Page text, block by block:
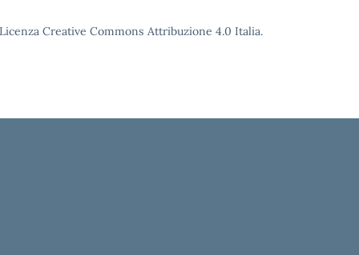
Creative Commons Attribuzione 4.0 Italia.